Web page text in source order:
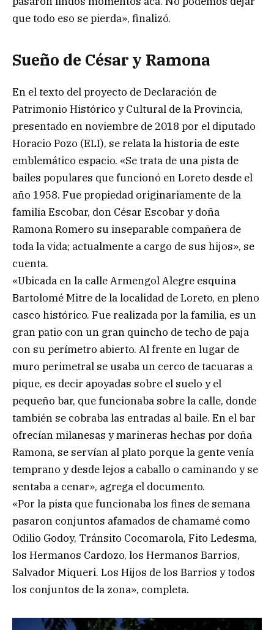
que todo eso se pierda», finalizó.
Sueño de César y Ramona
En el texto del proyecto de Declaración de
Patrimonio Histórico y Cultural de la Provincia,
presentado en noviembre de 2018 por el diputado
Horacio Pozo (ELI), se relata la historia de este
emblemático espacio. «Se trata de una pista de
bailes populares que funcionó en Loreto desde el
año 1958. Fue propiedad originariamente de la
familia Escobar, don César Escobar y doña
Ramona Romero su inseparable compañera de
toda la vida; actualmente a cargo de sus hijos», se
cuenta.
«Ubicada en la calle Armengol Alegre esquina
Bartolomé Mitre de la localidad de Loreto, en pleno
casco histórico. Fue realizada por la familia, es un
gran patio con un gran quincho de techo de paja
con su perímetro abierto. Al frente en lugar de
muro perimetral se usaba un cerco de tacuaras a
pique, es decir apoyadas sobre el suelo y el
pequeño bar, que funcionaba sobre la calle, donde
también se cobraba las entradas al baile. En el bar
ofrecían milanesas y marineras hechas por doña
Ramona, se servían al plato porque la gente venía
temprano y desde lejos a caballo o caminando y se
sentaba a cenar», agrega el documento.
«Por la pista que funcionaba los fines de semana
pasaron conjuntos afamados de chamamé como
Odilio Godoy, Tránsito Cocomarola, Fito Ledesma,
los Hermanos Cardozo, los Hermanos Barrios,
Salvador Miqueri. Los Hijos de los Barrios y todos
los conjuntos de la zona», completa.